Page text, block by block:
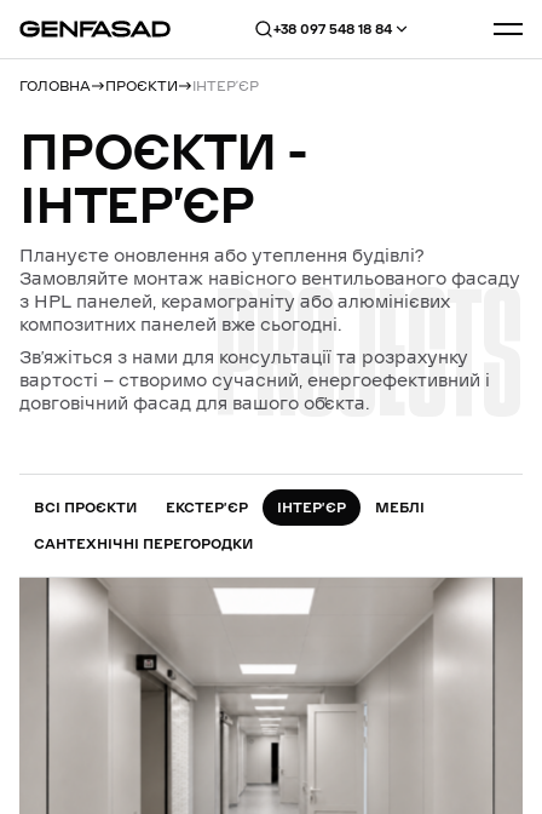
+38 097 548 18 84
ГОЛОВНА ПРОЄКТИ ІНТЕР’ЄР
ПРОЄКТИ -
ІНТЕР’ЄР
Плануєте оновлення або утеплення будівлі?
Замовляйте монтаж навісного вентильованого фасаду
з HPL панелей, керамограніту або алюмінієвих
композитних панелей вже сьогодні.
Зв’яжіться з нами для консультації та розрахунку
вартості — створимо сучасний, енергоефективний і
довговічний фасад для вашого об’єкта.
PROJECTS
ВСІ ПРОЄКТИ ЕКСТЕР’ЄР ІНТЕР’ЄР
МЕБЛІ
САНТЕХНІЧНІ ПЕРЕГОРОДКИ